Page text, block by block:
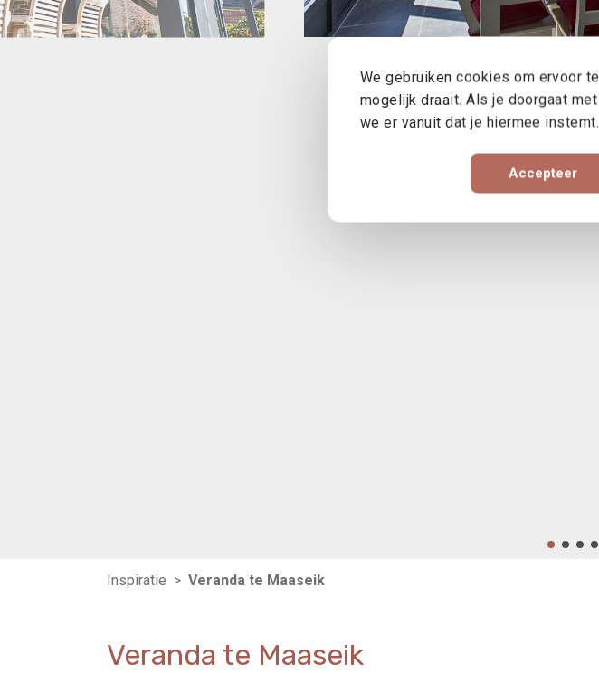
Inspiratie > Veranda te Maaseik
Veranda te Maaseik
We gebruiken cookies om ervoor
mogelijk draait. Als je doorgaat
we er vanuit dat je hiermee instemt.
Accepteer